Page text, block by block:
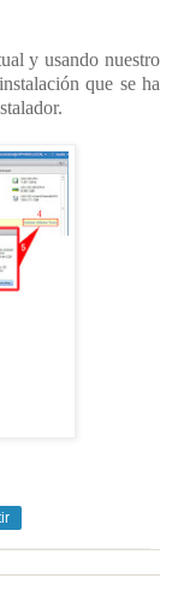
y usando nuestro
que se ha